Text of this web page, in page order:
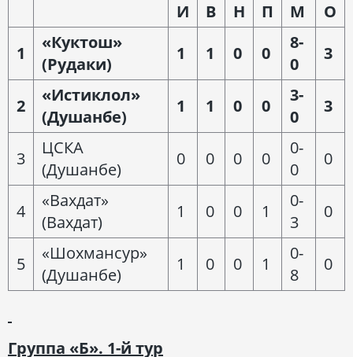
И В Н П М
О
1
«Куктош»
(Рудаки)
1 1 0 0
8-
0
3
2
«Истиклол»
(Душанбе)
1 1 0 0
3-
0
3
3
ЦСКА
(Душанбе)
0 0 0 0
0-
0
0
4
«Вахдат»
(Вахдат)
1 0 0 1
0-
3
0
5
«Шохмансур»
(Душанбе)
1 0 0 1
0-
8
0
Группа «Б». 1-й тур